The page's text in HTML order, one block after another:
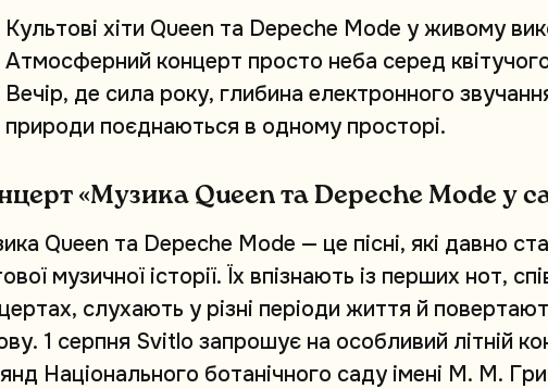
Культові хіти Queen та Depeche Mode у живому вик
Атмосферний концерт просто неба серед квітучог
Вечір, де сила року, глибина електронного звучанн
природи поєднаються в одному просторі.
церт «Музика Queen та Depeche Mode у с
ика Queen та Depeche Mode — це пісні, які давно ста
ової музичної історії. Їх впізнають із перших нот, спі
цертах, слухають у різні періоди життя й повертают
ву. 1 серпня Svitlo запрошує на особливий літній ко
янд Національного ботанічного саду імені М. М. Гри